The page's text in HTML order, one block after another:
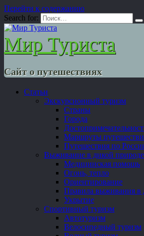
Перейти к содержанию
Search for:
Мир Туриста
Сайт о путешествиях
Статьи
Экскурсионный туризм
Страны
Города
Маршруты
Путешествия по
Выживание в дикой природе
Медицинская помощь
Огонь, тепло
Ориентирование
Правила выживания в
Укрытие
Спортивный туризм
Автотуризм
Велосипедный туризм